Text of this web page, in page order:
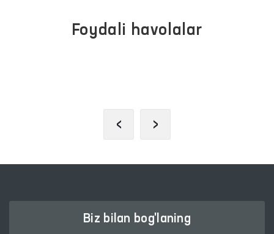
Foydali havolalar
‹ ›
Biz bilan bog'laning